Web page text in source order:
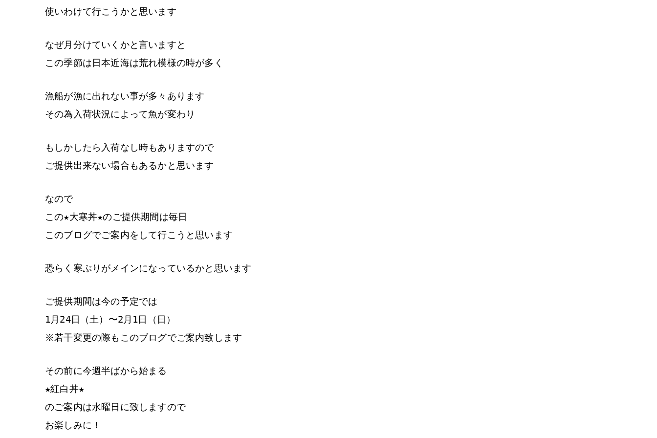
使いわけて行こうかと思います
なぜ月分けていくかと言いますと
この季節は日本近海は荒れ模様の時が多く
漁船が漁に出れない事が多々あります
その為入荷状況によって魚が変わり
もしかしたら入荷なし時もありますので
ご提供出来ない場合もあるかと思います
なので
この★大寒丼★のご提供期間は毎日
このブログでご案内をして行こうと思います
恐らく寒ぶりがメインになっているかと思います
ご提供期間は今の予定では
1月24日（土）〜2月1日（日）
※若干変更の際もこのブログでご案内致します
その前に今週半ばから始まる
★紅白丼★
のご案内は水曜日に致しますので
お楽しみに！